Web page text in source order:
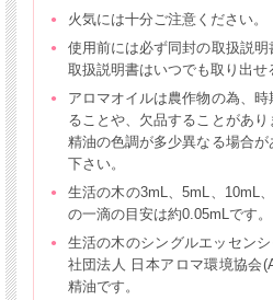
火気には十分ご注意ください。
使用前には必ず同封の取扱説
取扱説明書はいつでも取り出せ
アロマオイルは農作物の為、
ることや、欠品することがあ
精油の色調が多少異なる場合
下さい。
生活の木の3mL、5mL、10mL
の一滴の目安は約0.05mLです。
生活の木のシングルエッセン
社団法人 日本アロマ環境協会
精油です。